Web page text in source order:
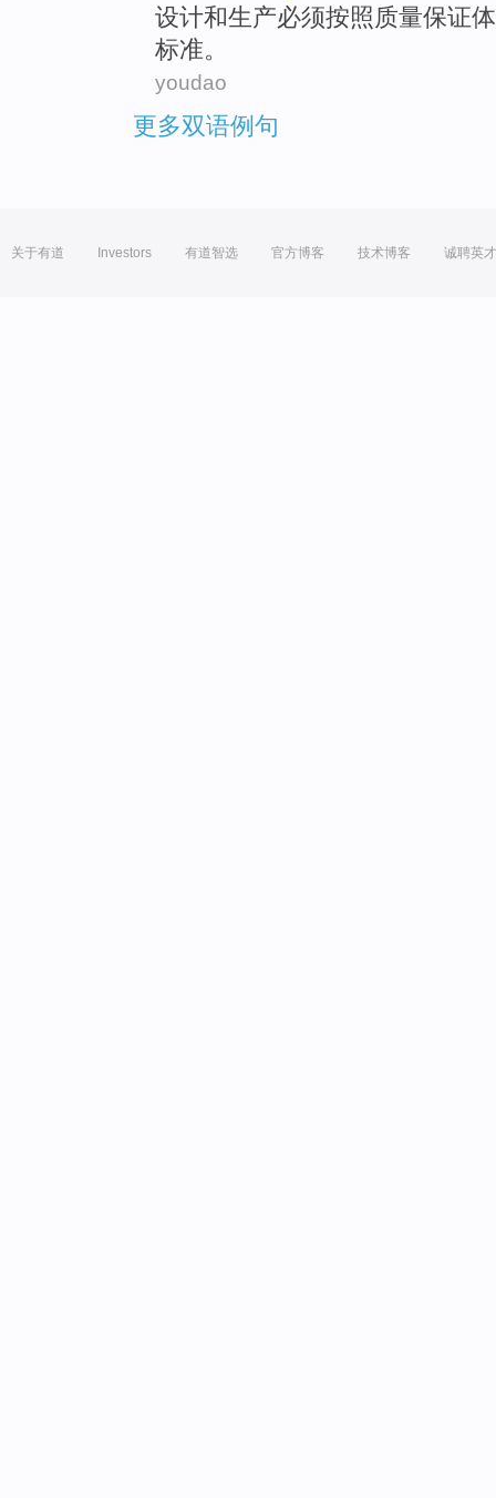
设计和生产必须按照 质量保证
标准。
youdao
更多双语例句
关于有道 Investors 有道智选 官方博客 技术博客 诚聘英才